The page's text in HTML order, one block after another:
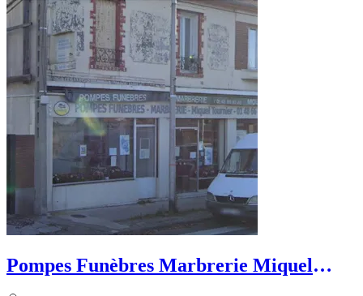
Pompes Funèbres Marbrerie Miquel